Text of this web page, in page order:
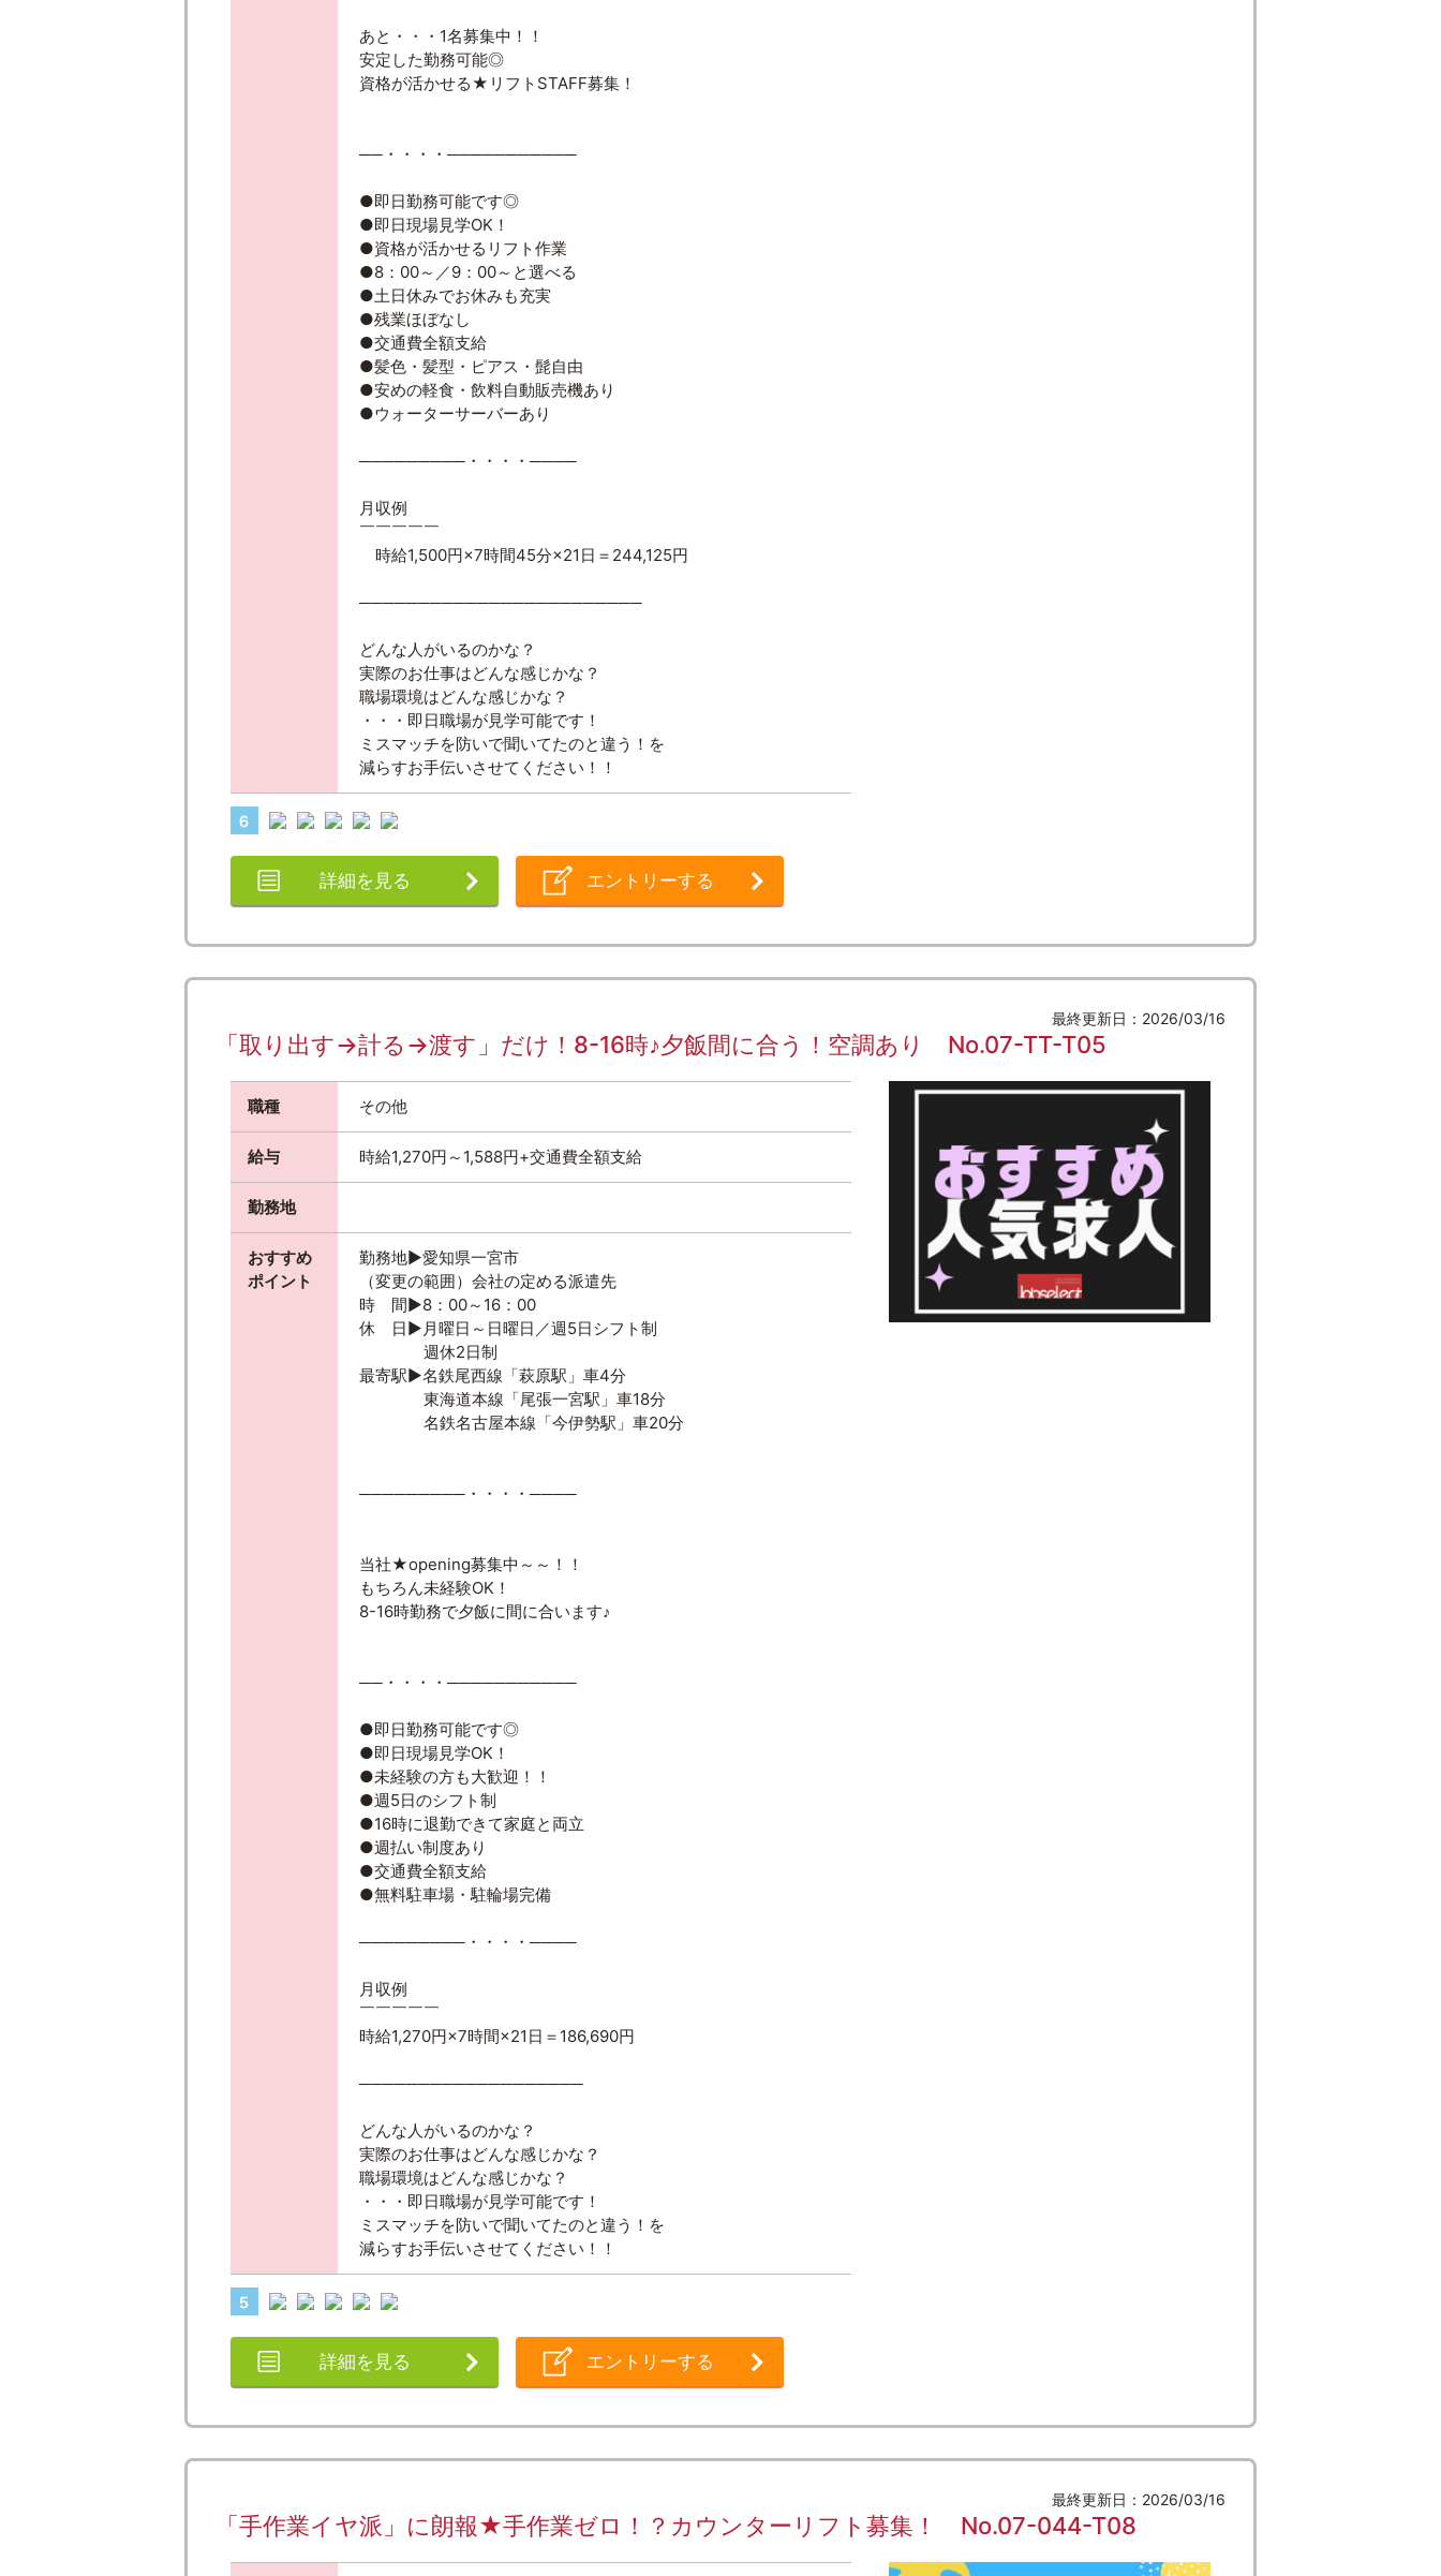
あと・・・1名募集中！！
安定した勤務可能◎
資格が活かせる★リフトSTAFF募集！
──・・・・───────────
●即日勤務可能です◎
●即日現場見学OK！
●資格が活かせるリフト作業
●8：00～／9：00～と選べる
●土日休みでお休みも充実
●残業ほぼなし
●交通費全額支給
●髪色・髪型・ピアス・髭自由
●安めの軽食・飲料自動販売機あり
●ウォーターサーバーあり
─────────・・・・────
月収例
￣￣￣￣￣
時給1,500円×7時間45分×21日＝244,125円
────────────────────────
どんな人がいるのかな？
実際のお仕事はどんな感じかな？
職場環境はどんな感じかな？
・・・即日職場が見学可能です！
ミスマッチを防いで聞いてたのと違う！を
減らすお手伝いさせてください！！
詳細を見る エントリーする
最終更新日：2026/03/16
「取り出す→計る→渡す」だけ！8-16時♪夕飯間に合う！空調あり No.07-TT-T05
職種 その他
給与 時給1,270円～1,588円+交通費全額支給
勤務地
おすすめ
ポイント
勤務地▶愛知県一宮市
（変更の範囲）会社の定める派遣先
時 間▶8：00～16：00
休 日▶月曜日～日曜日／週5日シフト制
週休2日制
最寄駅▶名鉄尾西線「萩原駅」車4分
東海道本線「尾張一宮駅」車18分
名鉄名古屋本線「今伊勢駅」車20分
─────────・・・・────
当社★opening募集中～～！！
もちろん未経験OK！
8-16時勤務で夕飯に間に合います♪
──・・・・───────────
●即日勤務可能です◎
●即日現場見学OK！
●未経験の方も大歓迎！！
●週5日のシフト制
●16時に退勤できて家庭と両立
●週払い制度あり
●交通費全額支給
●無料駐車場・駐輪場完備
─────────・・・・────
月収例
￣￣￣￣￣
時給1,270円×7時間×21日＝186,690円
───────────────────
どんな人がいるのかな？
実際のお仕事はどんな感じかな？
職場環境はどんな感じかな？
・・・即日職場が見学可能です！
ミスマッチを防いで聞いてたのと違う！を
減らすお手伝いさせてください！！
詳細を見る エントリーする
最終更新日：2026/03/16
「手作業イヤ派」に朗報★手作業ゼロ！？カウンターリフト募集！ No.07-044-T08